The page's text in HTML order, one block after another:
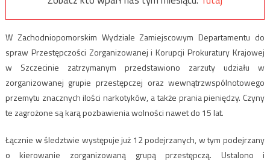
W Zachodniopomorskim Wydziale Zamiejscowym Departamentu do
spraw Przestępczości Zorganizowanej i Korupcji Prokuratury Krajowej
w Szczecinie zatrzymanym przedstawiono zarzuty udziału w
zorganizowanej grupie przestępczej oraz wewnątrzwspólnotowego
przemytu znacznych ilości narkotyków, a także prania pieniędzy. Czyny
te zagrożone są karą pozbawienia wolności nawet do 15 lat.
Łącznie w śledztwie występuje już 12 podejrzanych, w tym podejrzany
o kierowanie zorganizowaną grupą przestępczą. Ustalono i